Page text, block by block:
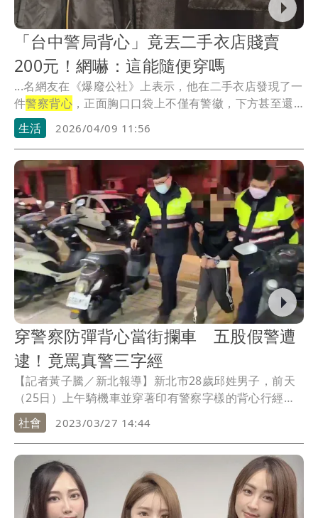
「台中警局背心」竟丟二手衣店賤賣
200元！網嚇：這能隨便穿嗎
...名網友在《爆廢公社》上表示，他在二手衣店發現了一
件警察背心，正面胸口口袋上不僅有警徽，下方甚至還
有「...
生活 2026/04/09 11:56
穿警察防彈背心當街攔車 五股假警遭
逮！竟罵真警三字經
【記者黃子騰／新北報導】新北市28歲邱姓男子，前天
（25日）上午騎機車並穿著印有警察字樣的背心行經五
股區時，與1輛轎車發生行車糾紛。邱男竟當街攔下對方
大聲叫囂：「沒關係，你錄到我，侵犯我的隱私權」駕
駛見狀立即報警，但警方到場前邱男已離去。蘆洲警方
循線找到邱男時，欲帶他回警局釐清案情時，秋男竟對
警員飆罵三字經，當場遭警方上銬逮捕，訊後依妨害公
務、強制罪、冒充公務員而行使其職權者等罪嫌送辦。
社會 2023/03/27 14:44